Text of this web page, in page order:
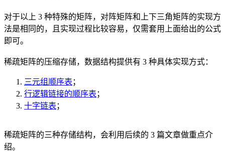
对于以上 3 种特殊的矩阵，对阵矩阵和上下三角矩阵的实现方
法是相同的，且实现过程比较容易，仅需套用上面给出的公式
即可。
稀疏矩阵的压缩存储，数据结构提供有 3 种具体实现方式：
三元组顺序表 ；
行逻辑链接的顺序表 ；
十字链表 ；
稀疏矩阵的三种存储结构，会利用后续的 3 篇文章做重点介
绍。